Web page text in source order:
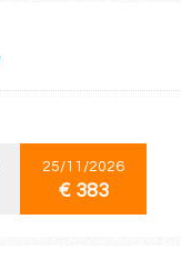
25/11/2026
€ 383